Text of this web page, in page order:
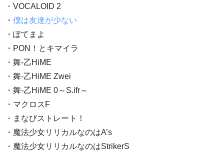
・VOCALOID 2
・ 僕は友達が少ない
・ぽてまよ
・PON！とキマイラ
・舞-乙HiME
・舞-乙HiME Zwei
・舞-乙HiME 0～S.ifr～
・マクロスF
・まなびストレート！
・魔法少女リリカルなのはA’s
・魔法少女リリカルなのはStrikerS